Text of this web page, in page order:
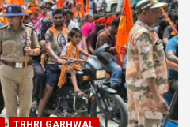
TRHRI GARHWAL